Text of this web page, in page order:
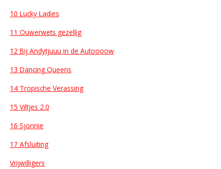
10 Lucky Ladies
11 Ouwerwets gezellig
12 Bij Andytjuuu in de Autoooow
13 Dancing Queens
14 Tropische Verassing
15 Viltjes 2.0
16 Sjonnie
17 Afsluiting
Vrijwilligers